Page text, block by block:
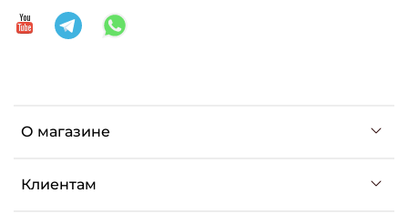
О магазине
Клиентам